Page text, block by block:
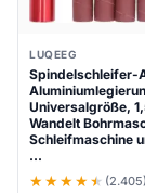
LUQEEG
Spindelschleifer-
Universalgröße,
Wandelt
Schleifmaschine
…
(2.405)